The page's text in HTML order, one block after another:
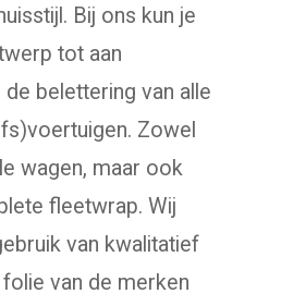
Bij ons kun je
tot aan
belettering van alle
Zowel
wagen, maar ook
fleetwrap. Wij
van kwalitatief
van de merken